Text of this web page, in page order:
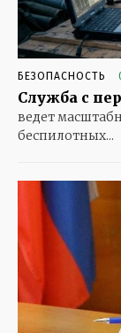
БЕЗОПАСНОСТЬ
Служба с
ведет
беспилотных...